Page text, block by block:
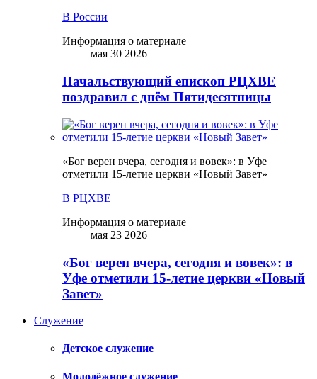
В России
Информация о материале
мая 30 2026
Начальствующий епископ РЦХВЕ
поздравил с днём Пятидесятницы
«Бог верен вчера, сегодня и вовек»: в Уфе
отметили 15-летие церкви «Новый Завет»
В РЦХВЕ
Информация о материале
мая 23 2026
«Бог верен вчера, сегодня и вовек»: в
Уфе отметили 15-летие церкви «Новый
Завет»
Служение
Детское служение
Молодёжное служение